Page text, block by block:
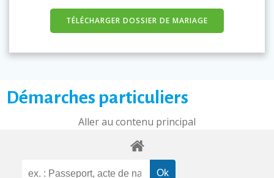
TÉLÉCHARGER DOSSIER DE MARIAGE
Démarches particuliers
Aller au contenu principal